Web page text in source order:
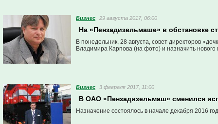
Бизнес 29 августа 2017, 06:00
На «Пензадизельмаше» в обстановке
В понедельник, 28 августа, совет директоров
Владимира Карпова (на фото) и назначить нового
Бизнес 3 февраля 2017, 11:00
В ОАО «Пензадизельмаш» сменился
Назначение состоялось в начале декабря 2016